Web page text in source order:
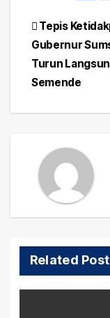
Post
Tepis
Gubernur
Turun
Semende
Related Post